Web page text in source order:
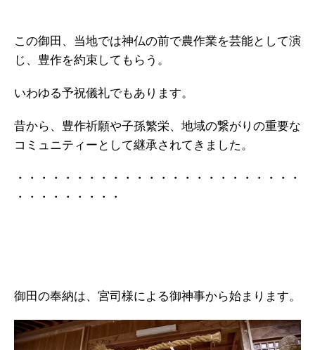
この御田、当地では神仏の前で農作業を芸能として演
じ、豊作を約束してもらう。
いわゆる予祝儀礼でもあります。
昔から、豊作祈願や子孫繁栄、地域の繋がりの重要な
コミュニティーとして継承されてきました。
・・・・・・・・・・・・・・・・・・・・・・・・
・・・・・・・・・
御田の奉納は、宮司様による御神事から始まります。